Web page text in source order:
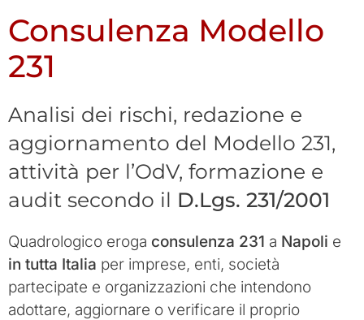
Consulenza Modello
231
Analisi dei rischi, redazione e
aggiornamento del Modello 231,
attività per l’OdV, formazione e
audit secondo il D.Lgs. 231/2001
Quadrologico eroga consulenza 231 a Napoli e
in tutta Italia per imprese, enti, società
partecipate e organizzazioni che intendono
adottare, aggiornare o verificare il proprio